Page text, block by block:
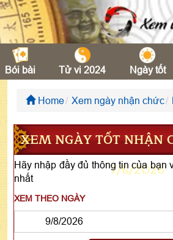
Bói bài Tử vi 2024 Ngày tốt
Home Xem ngày nhận chức
XEM NGÀY TỐT NHẬN
7/6/2026
Hãy nhập đầy đủ thông tin của bạn
nhất
XEM THEO NGÀY